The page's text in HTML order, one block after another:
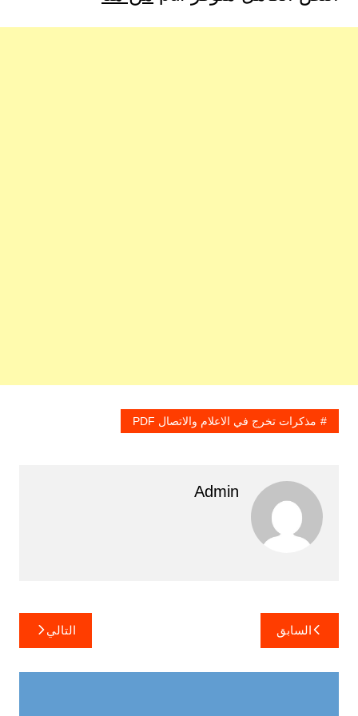
مذكرات تخرج في الاعلام والاتصال PDF
Admin
تصفّح
المقالات
السابق التالي